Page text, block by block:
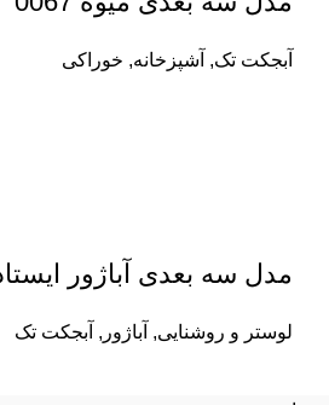
آبجکت تک, آشپزخانه, خوراکی
مدل سه بعدی آباژور
لوستر و روشنایی, آباژور , آبجکت تک